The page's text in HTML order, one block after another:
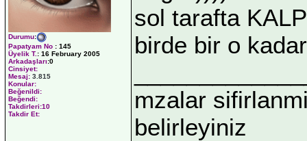
Durumu:
Papatyam No : 145
Üyelik T.: 16 February 2005
Arkadaşları:0
Cinsiyet:
Mesaj: 3.815
Konular:
Beğenildi:
Beğendi:
Takdirleri:10
Takdir Et:
sol tarafta
birde bir o
mzalar
belirleyiniz